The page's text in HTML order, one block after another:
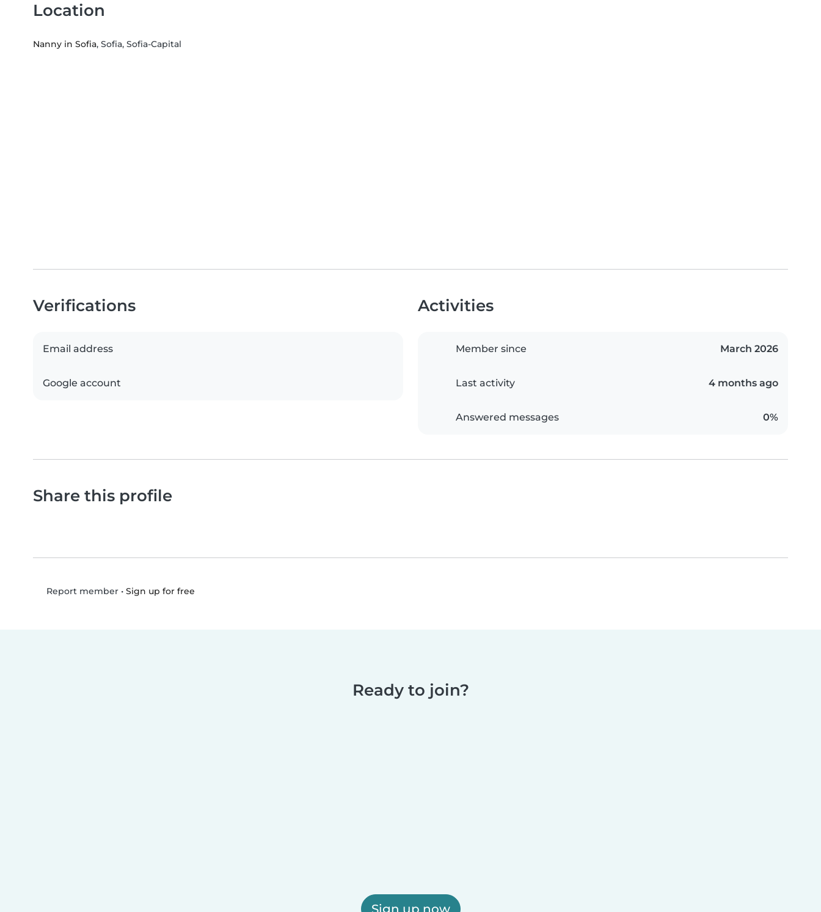
Location
Nanny in Sofia, Sofia, Sofia-Capital
Verifications
Email address
Google account
Activities
Member since March 2026
Last activity 4 months ago
Answered messages 0%
Share this profile
Report member• Sign up for free
Ready to join?